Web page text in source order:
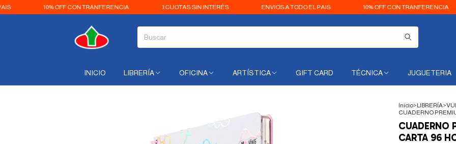
10% OFF CON TRANFERENCIA 3 CUOTAS SIN INTERÉS ENVIOS A TODO EL PAIS 10% OFF CON TRANFERENCIA
INICIO LIBRERÍA OFICINA ARTÍSTICA GIFT CARD TÉCNICA JUGUETERIA
Inicio>LIBRERÍA>
CUADERNO
CUADERNO
CARTA 96